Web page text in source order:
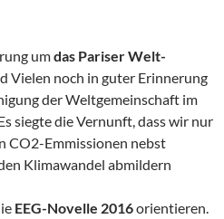
umdas Pariser Welt-
Vielen noch in guter Erinnerung
der Weltgemeinschaft im
siegte die Vernunft, dass wir nur
CO2-Emmissionen nebst
Klimawandel abmildern
EEG-Novelle 2016orientieren.